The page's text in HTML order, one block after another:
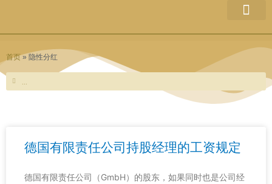
内
首页» 隐性分红
Search
Search
德国有限责任公司持股经理的工资规定
德国有限责任公司（GmbH）的股东，如果同时也是公司经